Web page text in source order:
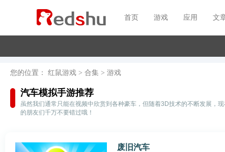
首页 游戏 应用 文
您的位置： 红鼠游戏 > 合集 > 游戏
汽车模拟手游推荐
虽然我们通常只能在视频中欣赏到各种豪车，但随着3D技术的不断发展，
的朋友们千万不要错过哦！
废旧汽车